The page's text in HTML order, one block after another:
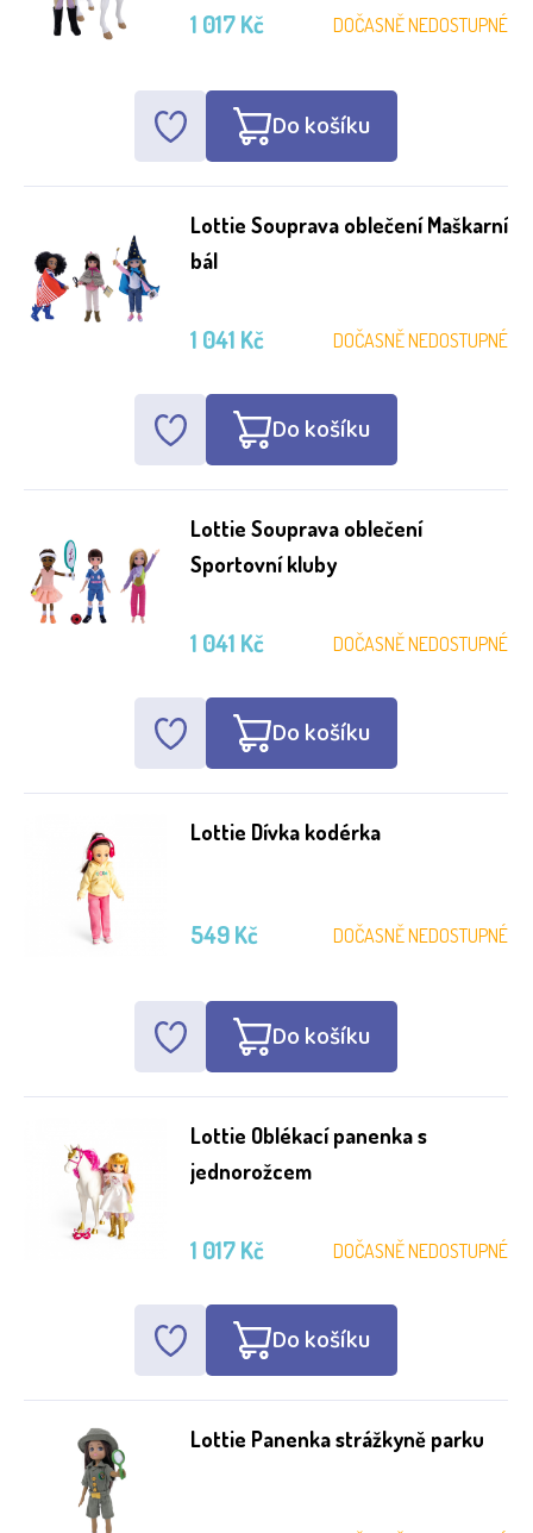
DOČASNĚ NEDOSTUPNÉ
1 017 Kč
Do košíku
Lottie Souprava oblečení Maškarní
bál
DOČASNĚ NEDOSTUPNÉ
1 041 Kč
Do košíku
Lottie Souprava oblečení
Sportovní kluby
DOČASNĚ NEDOSTUPNÉ
1 041 Kč
Do košíku
Lottie Dívka kodérka
DOČASNĚ NEDOSTUPNÉ
549 Kč
Do košíku
Lottie Oblékací panenka s
jednorožcem
DOČASNĚ NEDOSTUPNÉ
1 017 Kč
Do košíku
Lottie Panenka strážkyně parku